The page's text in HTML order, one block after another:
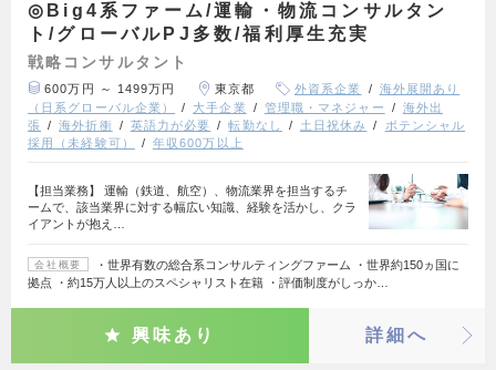
◎Big4系ファーム/運輸・物流コンサルタン
ト/グローバルPJ多数/福利厚生充実
戦略コンサルタント
600万円 ～ 1499万円 東京都 外資系企業
海外展開あり
（日系グローバル企業）
大手企業 管理職・マネジャー
海外出
張
海外折衝 英語力が必要 転勤なし 土日祝休み
ポテンシャル
採用（未経験可）
年収600万以上
【担当業務】 運輸（鉄道、航空）、物流業界を担当するチ
ームで、該当業界に対する幅広い知識、経験を活かし、クラ
イアントが抱え…
会社概要
・世界有数の総合系コンサルティングファーム ・世界約150ヵ国に
拠点 ・約15万人以上のスペシャリスト在籍 ・評価制度がしっか…
興味あり 詳細へ